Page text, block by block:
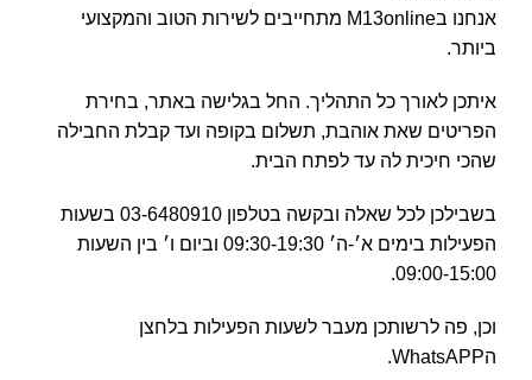
אנחנו בM13online מתחייבים לשירות הטוב והמקצועי
ביותר.
איתכן לאורך כל התהליך. החל בגלישה באתר, בחירת
הפריטים שאת אוהבת, תשלום בקופה ועד קבלת החבילה
שהכי חיכית לה עד לפתח הבית.
בשבילכן לכל שאלה ובקשה בטלפון 03-6480910 בשעות
הפעילות בימים א׳-ה׳ 09:30-19:30 וביום ו׳ בין השעות
09:00-15:00.
וכן, פה לרשותכן מעבר לשעות הפעילות בלחצן
הWhatsAPP.